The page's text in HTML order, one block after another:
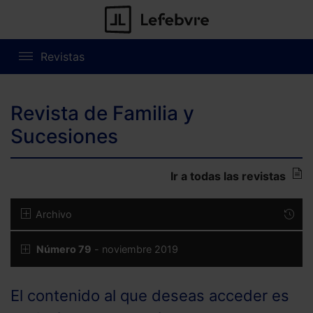
Revistas
Revista de Familia y
Sucesiones
Ir a todas las revistas
Archivo
Número 79 - noviembre 2019
El contenido al que deseas acceder es